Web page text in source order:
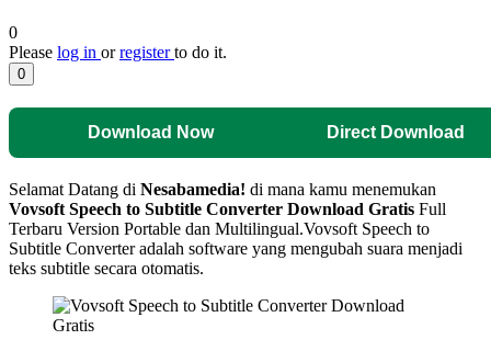
0
Please log in orregisterto do it.
0
Download Now Direct Download
Selamat Datang di Nesabamedia! di mana kamu menemukan
Vovsoft Speech to Subtitle Converter Download Gratis Full
Terbaru Version Portable dan Multilingual.Vovsoft Speech to
Subtitle Converter adalah software yang mengubah suara menjadi
teks subtitle secara otomatis.